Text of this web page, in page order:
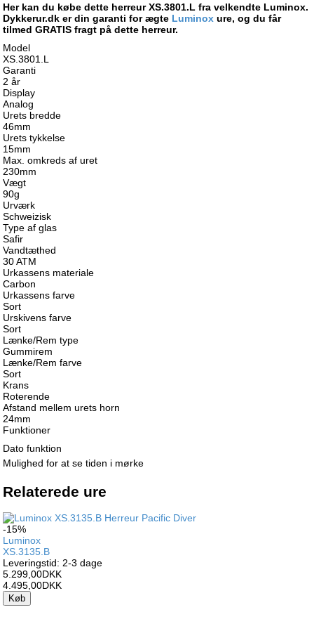
Her kan du købe dette herreur XS.3801.L fra velkendte Luminox.
Dykkerur.dk er din garanti for ægte Luminox ure, og du får
tilmed GRATIS fragt på dette herreur.
Model
XS.3801.L
Garanti
2 år
Display
Analog
Urets bredde
46mm
Urets tykkelse
15mm
Max. omkreds af uret
230mm
Vægt
90g
Urværk
Schweizisk
Type af glas
Safir
Vandtæthed
30 ATM
Urkassens materiale
Carbon
Urkassens farve
Sort
Urskivens farve
Sort
Lænke/Rem type
Gummirem
Lænke/Rem farve
Sort
Krans
Roterende
Afstand mellem urets horn
24mm
Funktioner
Dato funktion
Mulighed for at se tiden i mørke
Relaterede ure
-15%
Luminox
XS.3135.B
Leveringstid: 2-3 dage
5.299,00DKK
4.495,00DKK
Køb